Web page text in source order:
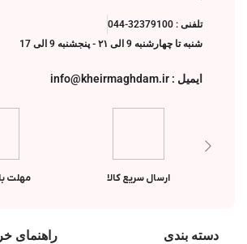
تلفنی : 32379100-044
شنبه تا چهارشنبه 9 الی ۲۱ - پنجشنبه 9 الی 17
ایمیل : info@kheirmaghdam.ir
ارسال سریع کالا مهلت
دسته بندی راهنمای